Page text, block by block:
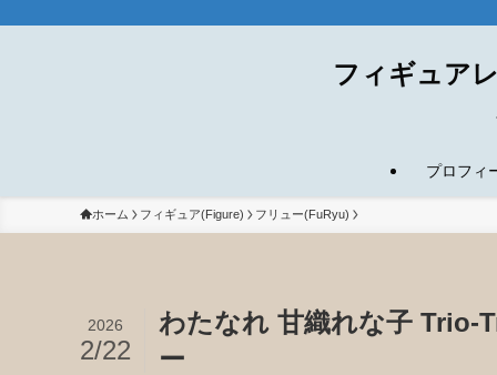
フィギュア
プロフィ
ホーム フィギュア(Figure) フリュー(FuRyu)
わたなれ 甘織れな子 Trio-
ー
2026
2/22